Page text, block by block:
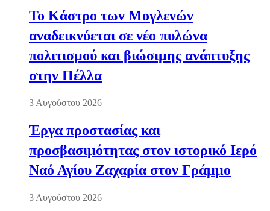
Το Κάστρο των Μογλενών
αναδεικνύεται σε νέο πυλώνα
πολιτισμού και βιώσιμης ανάπτυξης
στην Πέλλα
3 Αυγούστου 2026
Έργα προστασίας και
προσβασιμότητας στον ιστορικό Ιερό
Ναό Αγίου Ζαχαρία στον Γράμμο
3 Αυγούστου 2026